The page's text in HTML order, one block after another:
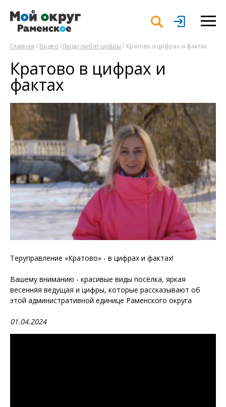
Главная / Видео /Люди любят цифры / Кратово в цифрах и фактах
Кратово в цифрах и
фактах
Теруправление «Кратово» - в цифрах и фактах!
Вашему вниманию - красивые виды посёлка, яркая
весенняя ведущая и цифры, которые рассказывают об
этой административной единице Раменского округа
01.04.2024